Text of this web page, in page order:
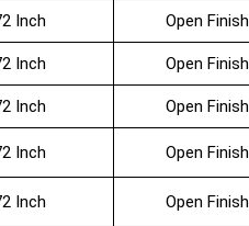
Inch Open Finish
Inch Open Finish
Inch Open Finish
Inch Open Finish
Inch Open Finish